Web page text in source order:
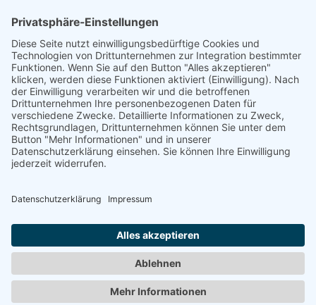
30169 Hannover
Telefon: +49 511 123598-531
AGB
Datenschutz
ARD/ZDF-Medienakademie gemeinnützige GmbH,
Sitz: Nürnberg, HRB 23705. Alle Rechte vorbehalten.